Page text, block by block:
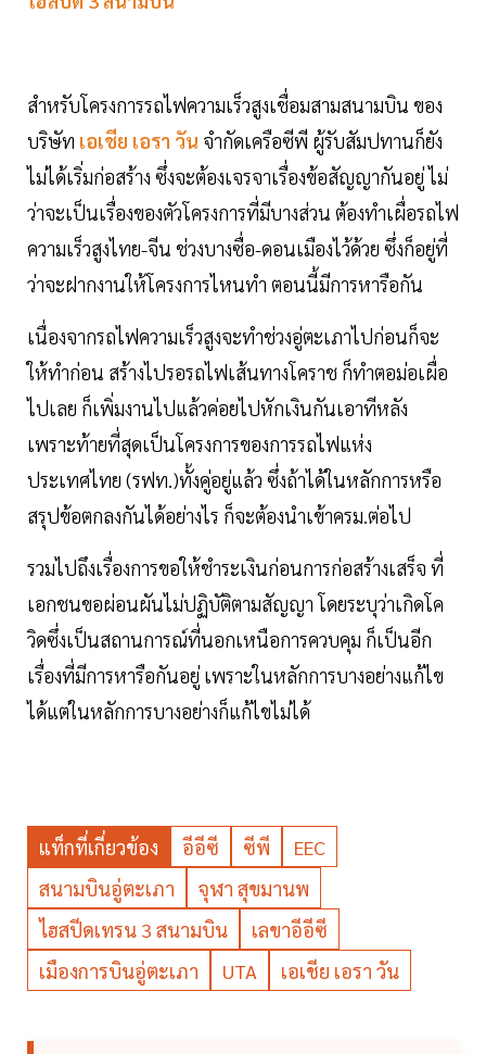
สำหรับโครงการรถไฟความเร็วสูงเชื่อมสามสนามบิน ของ
บริษัท เอเชีย เอรา วัน จำกัดเครือซีพี ผู้รับสัมปทานก็ยัง
ไม่ได้เริ่มก่อสร้าง ซึ่งจะต้องเจรจาเรื่องข้อสัญญากันอยู่ ไม่
ว่าจะเป็นเรื่องของตัวโครงการที่มีบางส่วน ต้องทำเผื่อรถไฟ
ความเร็วสูงไทย-จีน ช่วงบางซื่อ-ดอนเมืองไว้ด้วย ซึ่งก็อยู่ที่
ว่าจะฝากงานให้โครงการไหนทำ ตอนนี้มีการหารือกัน
เนื่องจากรถไฟความเร็วสูงจะทำช่วงอู่ตะเภาไปก่อนก็จะ
ให้ทำก่อน สร้างไปรอรถไฟเส้นทางโคราช ก็ทำตอม่อเผื่อ
ไปเลย ก็เพิ่มงานไปแล้วค่อยไปหักเงินกันเอาทีหลัง
เพราะท้ายที่สุดเป็นโครงการของการรถไฟแห่ง
ประเทศไทย (รฟท.)ทั้งคู่อยู่แล้ว ซึ่งถ้าได้ในหลักการหรือ
สรุปข้อตกลงกันได้อย่างไร ก็จะต้องนำเข้าครม.ต่อไป
รวมไปถึงเรื่องการขอให้ชำระเงินก่อนการก่อสร้างเสร็จ ที่
เอกชนขอผ่อนผันไม่ปฏิบัติตามสัญญา โดยระบุว่าเกิดโค
วิดซึ่งเป็นสถานการณ์ที่นอกเหนือการควบคุม ก็เป็นอีก
เรื่องที่มีการหารือกันอยู่ เพราะในหลักการบางอย่างแก้ไข
ได้แต่ในหลักการบางอย่างก็แก้ไขไม่ได้
แท็กที่เกี่ยวข้อง อีอีซี ซีพี
EEC
สนามบินอู่ตะเภา
จุฬา สุขมานพ
ไฮสปีดเทรน 3 สนามบิน
เลขาอีอีซี
เมืองการบินอู่ตะเภา
UTA เอเชีย เอรา วัน